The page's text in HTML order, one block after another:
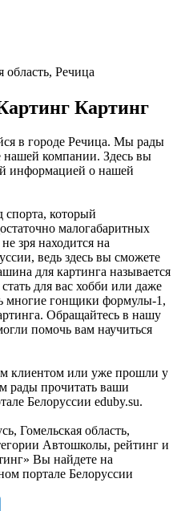
область, Речица
Картинг
в городе Речица. Мы рады
нашей компании. Здесь вы
информацией о нашей
спорта, который
малогабаритных
зря находится на
ведь здесь вы сможете
для картинга называется
для вас хобби или даже
многие гонщики формулы-1,
Обращайтесь в нашу
помочь вам научиться
клиентом или уже прошли у
рады прочитать ваши
Белоруссии eduby.su.
Гомельская область,
Автошколы, рейтинг и
Вы найдете на
портале Белоруссии